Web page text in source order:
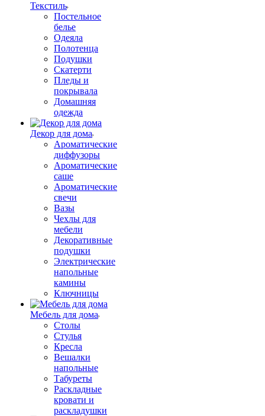
Текстиль
Постельное
белье
Одеяла
Полотенца
Подушки
Скатерти
Пледы и
покрывала
Домашняя
одежда
Декор для дома
Ароматические
диффузоры
Ароматические
саше
Ароматические
свечи
Вазы
Чехлы для
мебели
Декоративные
подушки
Электрические
напольные
камины
Ключницы
Мебель для дома
Столы
Стулья
Кресла
Вешалки
напольные
Табуреты
Раскладные
кровати и
раскладушки